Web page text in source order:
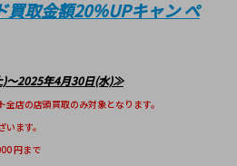
買取金額20％UPキャン ペ
～2025年4月30日(水)≫
店の店頭買取のみ対象となります。
ます。
円まで